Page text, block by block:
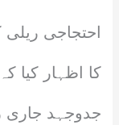
احتجاجی
کا اظہار کیا
جدوجہد جاری